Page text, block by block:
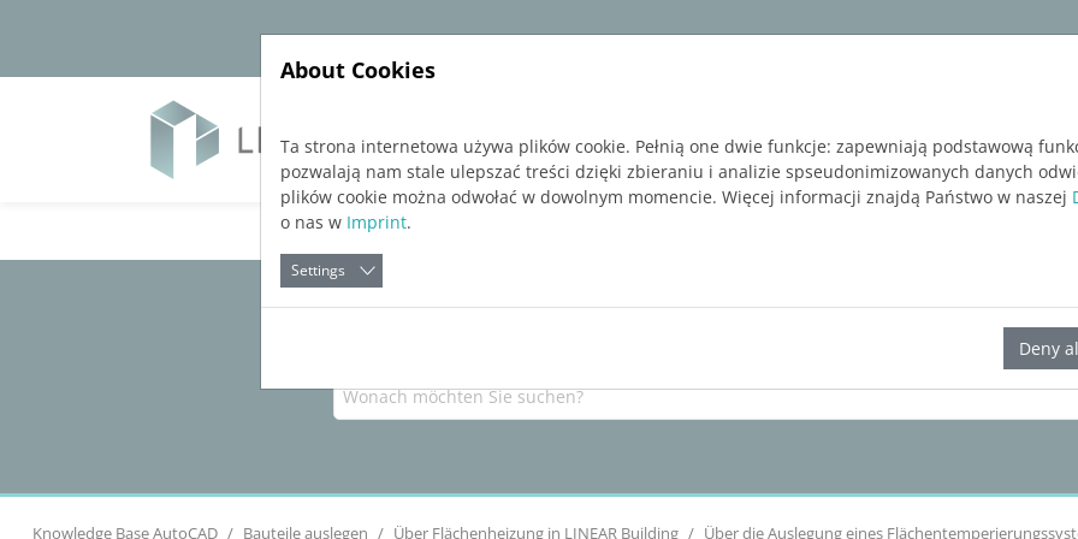
Software Services Blog BEZPŁATNA WERSJA
Knowledge Base AutoCAD Bauteile auslegen Über Flächenheizung in LINEAR Building Über die Auslegung eines
About Cookies
Ta strona internetowa używa plików cookie. Pełnią one dwie funkcje: zapewniają podstawową
pozwalają nam stale ulepszać treści dzięki zbieraniu i analizie spseudonimizowanych danych
plików cookie można odwołać w dowolnym momencie. Więcej informacji znajdą Państwo w naszej
o nas w Imprint.
Settings
Deny